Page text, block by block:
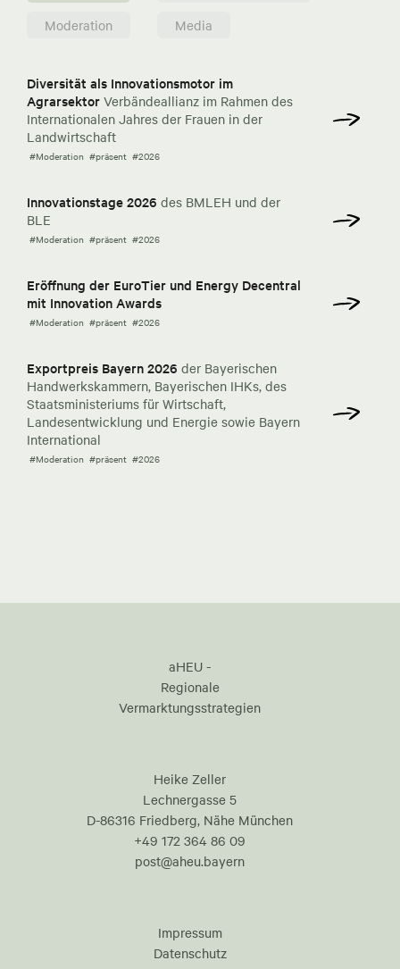
Moderation
Media
Diversität als Innovationsmotor im
Agrarsektor Verbändeallianz im Rahmen des
Internationalen Jahres der Frauen in der
Landwirtschaft
#Moderation #präsent #2026
Innovationstage 2026 des BMLEH und der
BLE
#Moderation #präsent #2026
Eröffnung der EuroTier und Energy Decentral
mit Innovation Awards
#Moderation #präsent #2026
Exportpreis Bayern 2026 der Bayerischen
Handwerkskammern, Bayerischen IHKs, des
Staatsministeriums für Wirtschaft,
Landesentwicklung und Energie sowie Bayern
International
#Moderation #präsent #2026
aHEU -
Regionale
Vermarktungsstrategien
Heike Zeller
Lechnergasse 5
D-86316 Friedberg, Nähe München
+49 172 364 86 09
post@aheu.bayern
Impressum
Datenschutz